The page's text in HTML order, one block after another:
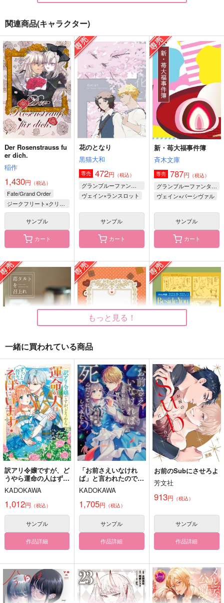
きっとお前が運命の
人！
チワワの山
715円（税込）
ジャミル×カリム
サンプル
作品詳細
となりにいた時間
まちかど駄菓子屋
1,054円（税込）
糸師冴×糸師凛
サンプル
作品詳細
お前がいなくても生き
ていく
朝は君とトーストを
1,022円（税込）
十亀条×桜遥
サンプル
作品詳細
俺ってお前を好きらし
い
わしい～も
498円（税込）
マックス×カート
作品詳細
お前が隣にいないとだ
め
しゅがー＊しろっぷ
550
月島蛍×山口忠
君とお前は お腹いっ
ぱい！
らっきーはいてい
900円（税込）
もちもち
LAST OF HERO
787 円 （税込）
煉獄杏寿郎×冨岡義勇
サンプル
作品詳細
兄貴に付き合ってる人
がいた！？
アマイコプルー
1,100円
不死川実弥×冨岡義勇
サンプル
作品詳細
母の亡い仔と子の無い
月光盗賊
2,200
サンプル
作品詳細
関連商品(キャラクター)
Der Rosenstrauss fu
er dich.
稲作
1,430円 （税込）
Fate/Grand Order
ジークフリート×クリームヒルト
サンプル
カート
花のとなり
黒猫大和
専売 472円 （税込）
グランブルーファンタジー
ヴェイン×ランスロット
サンプル
カート
新・苺大福事件簿
斉木文庫
専売 787円 （税込）
グランブルーファンタジー
ヴェイン×パーシヴァル
サンプル
カート
苺タルトを召し上がれ
斉木文庫
専売 787円（税込）
グランブルーファンタジー
ヴェイン×パーシヴァル
サンプル
カート
恋の魔法
Noise Quarter
専売 472円（税込）
グランブルーファンタジー
ヴェイン×パーシヴァル
サンプル
カート
Beside You
黒猫大和
専売 944円（税込）
グランブルーファンタジー
ヴェイン×ランスロット
サンプル
カート
もっと見る！
一緒に買われている商品
訳アリ令嬢ですが、ど
うやら運命の人はずっ
と昔からそばにいま
す! アンソロジーコミ
ック
KADOKAWA
1,012円 （税込）
サンプル
作品詳細
「お前さえいなけれ
ば」と言われたので死
んだことにしてみたら
KADOKAWA
1,705円 （税込）
サンプル
作品詳細
お前のSubにさせろよ
芳文社
913円 （税込）
サンプル
作品詳細